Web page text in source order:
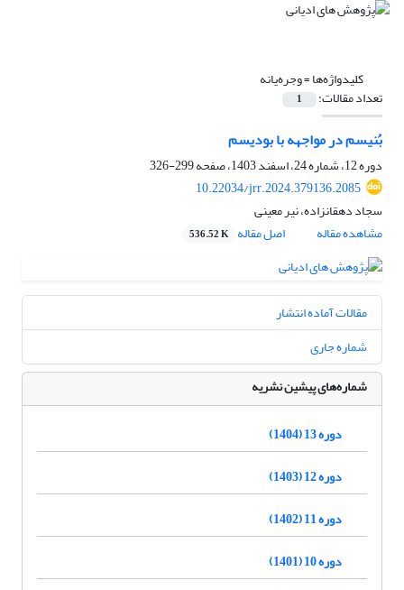
کلیدواژه‌ها =وجره‌یانه
تعداد مقالات: 1
بُنیسم در مواجهه با بودیسم
دوره 12، شماره 24، اسفند 1403، صفحه
299-326
10.22034/jrr.2024.379136.2085
سجاد دهقانزاده، نیر معینی
مشاهده مقاله
اصل مقاله 536.52 K
مقالات آماده انتشار
شماره جاری
شماره‌های پیشین نشریه
دوره 13 (1404)
دوره 12 (1403)
دوره 11 (1402)
دوره 10 (1401)